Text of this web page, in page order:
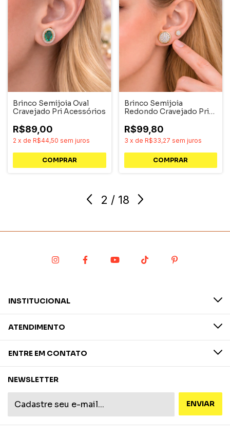
Brinco Semijoia Oval
Cravejado Pri Acessórios
R$89,00
2 x de R$44,50 sem juros
COMPRAR
Brinco Semijoia
Redondo Cravejado Pri
R$99,80
3 x de R$33,27 sem juros
COMPRAR
2 / 18
INSTITUCIONAL
ATENDIMENTO
ENTRE EM CONTATO
NEWSLETTER